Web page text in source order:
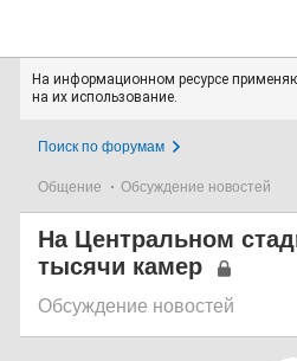
На информационном ресурсе
на их использование.
Поиск по форумам
Общение Обсуждение новостей
На Центральном
тысячи камер
Обсуждение новостей